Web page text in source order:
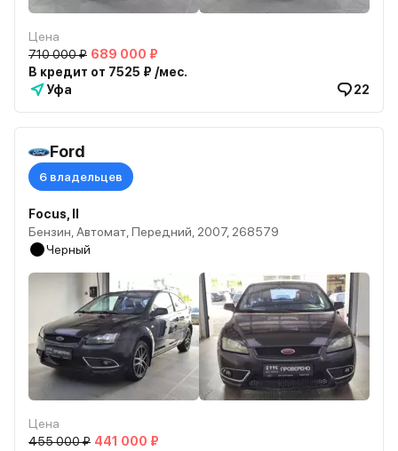
Цена
710 000 ₽ 689 000 ₽
В кредит от 7525 ₽ /мес.
Уфа
22
Ford
6 владельцев
Focus, II
Бензин, Автомат, Передний, 2007, 268579
Черный
Цена
455 000 ₽ 441 000 ₽